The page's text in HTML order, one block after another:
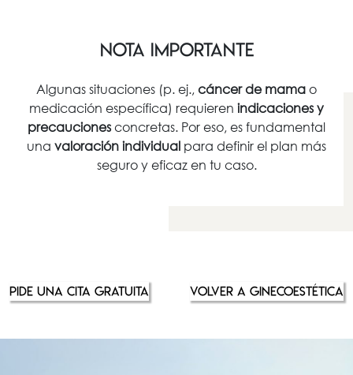
Nota importante
Algunas situaciones (p. ej.,cáncer de mamao
medicación específica) requieren indicaciones y
precaucionesconcretas. Por eso, es fundamental
una valoración individual para definir el plan más
seguro y eficaz en tu caso.
PIDE UNA CITA GRATUITA VOLVER A GINECOESTÉTICA